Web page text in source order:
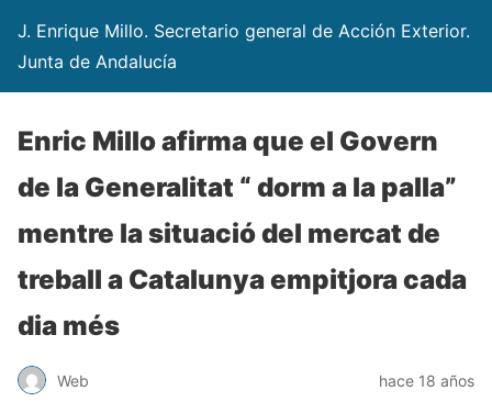
J. Enrique Millo. Secretario general de Acción Exterior.
Junta de Andalucía
Enric Millo afirma que el Govern
de la Generalitat “ dorm a la palla”
mentre la situació del mercat de
treball a Catalunya empitjora cada
dia més
Web hace 18 años